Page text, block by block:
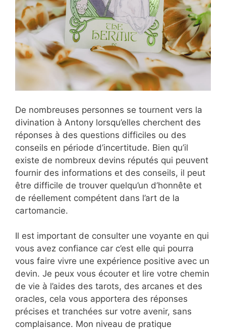
De nombreuses personnes se tournent vers la
divination à Antony lorsqu’elles cherchent des
réponses à des questions difficiles ou des
conseils en période d’incertitude. Bien qu’il
existe de nombreux devins réputés qui peuvent
fournir des informations et des conseils, il peut
être difficile de trouver quelqu’un d’honnête et
de réellement compétent dans l’art de la
cartomancie.
Il est important de consulter une voyante en qui
vous avez confiance car c’est elle qui pourra
vous faire vivre une expérience positive avec un
devin. Je peux vous écouter et lire votre chemin
de vie à l’aides des tarots, des arcanes et des
oracles, cela vous apportera des réponses
précises et tranchées sur votre avenir, sans
complaisance. Mon niveau de pratique